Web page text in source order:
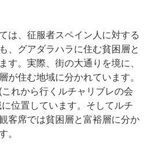
は、征服者スペイン人に対する
、グアダラハラに住む貧困層と
す。実際、街の大通りを境に、
が住む地域に分かれています。
れから行くルチャリブレの会
位置しています。そしてルチ
客席では貧困層と富裕層に分か
。